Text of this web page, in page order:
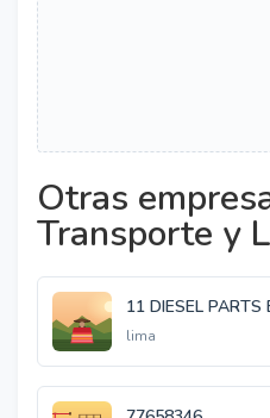
Otras
Transporte y
11 DIESEL PARTS
lima